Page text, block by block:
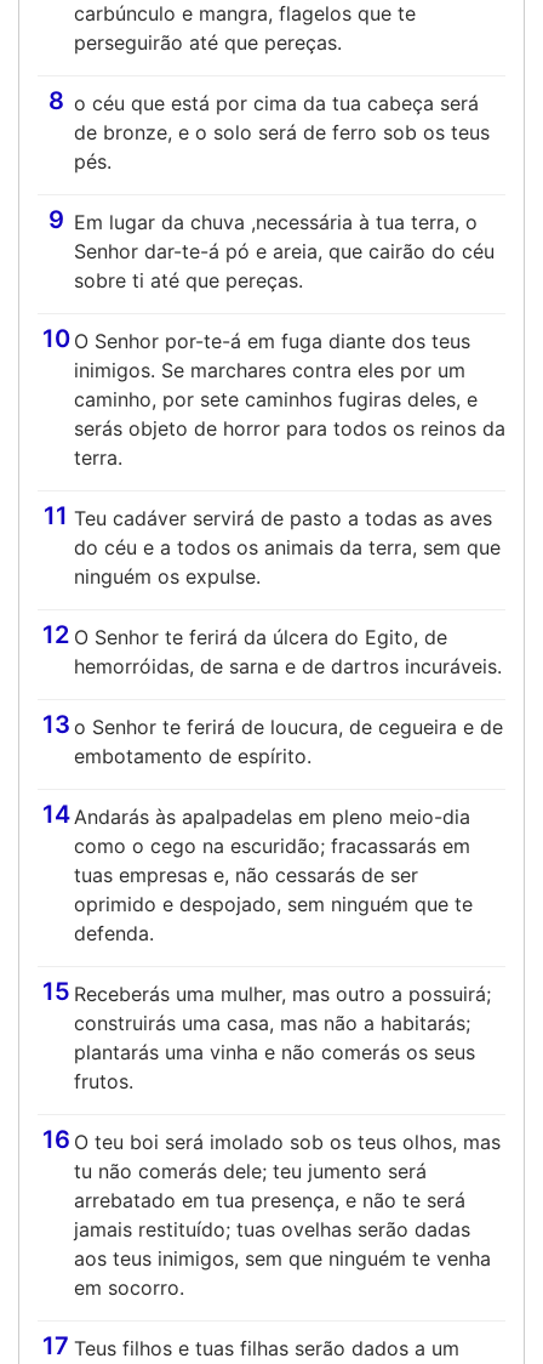
carbúnculo e mangra, flagelos que te
perseguirão até que pereças.
8 o céu que está por cima da tua cabeça será
de bronze, e o solo será de ferro sob os teus
pés.
9 Em lugar da chuva ,necessária à tua terra, o
Senhor dar-te-á pó e areia, que cairão do céu
sobre ti até que pereças.
10 O Senhor por-te-á em fuga diante dos teus
inimigos. Se marchares contra eles por um
caminho, por sete caminhos fugiras deles, e
serás objeto de horror para todos os reinos da
terra.
11 Teu cadáver servirá de pasto a todas as aves
do céu e a todos os animais da terra, sem que
ninguém os expulse.
12 O Senhor te ferirá da úlcera do Egito, de
hemorróidas, de sarna e de dartros incuráveis.
13 o Senhor te ferirá de loucura, de cegueira e de
embotamento de espírito.
14Andarás às apalpadelas em pleno meio-dia
como o cego na escuridão; fracassarás em
tuas empresas e, não cessarás de ser
oprimido e despojado, sem ninguém que te
defenda.
15 Receberás uma mulher, mas outro a possuirá;
construirás uma casa, mas não a habitarás;
plantarás uma vinha e não comerás os seus
frutos.
16 O teu boi será imolado sob os teus olhos, mas
tu não comerás dele; teu jumento será
arrebatado em tua presença, e não te será
jamais restituído; tuas ovelhas serão dadas
aos teus inimigos, sem que ninguém te venha
em socorro.
17 Teus filhos e tuas filhas serão dados a um